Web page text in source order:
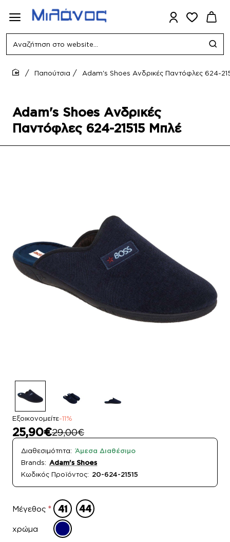
Αναζήτηση
website...
Adam's Shoes Ανδρικές
Παντόφλες 624-21515 Μπλέ
Παπούτσια Adam's Shoes Ανδρικές Παντόφλες 624-
Εξοικονομείτε-11%
25,90€29,00€
Διαθεσιμότητα: Άμεσα Διαθέσιμο
Brands: Adam's Shoes
Κωδικός Προϊόντος: 20-624-21515
Μέγεθος
χρώμα